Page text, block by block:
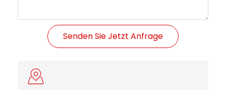
Senden Sie Jetzt Anfrage